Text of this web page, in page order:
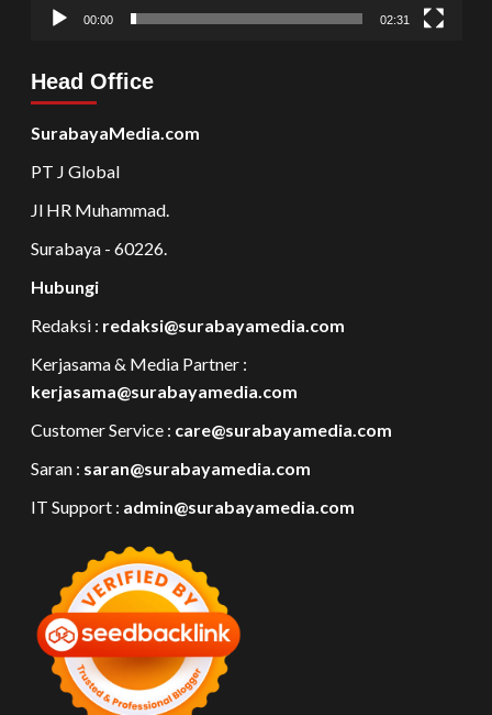
00:00 02:31
Head Office
SurabayaMedia.com
PT J Global
Jl HR Muhammad.
Surabaya - 60226.
Hubungi
Redaksi : redaksi@surabayamedia.com
Kerjasama & Media Partner :
kerjasama@surabayamedia.com
Customer Service : care@surabayamedia.com
Saran : saran@surabayamedia.com
IT Support : admin@surabayamedia.com